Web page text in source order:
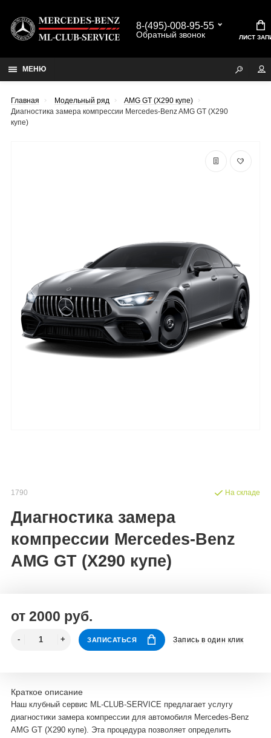
8-(495)-008-95-55
Обратный звонок ЛИСТ
МЕНЮ
Главная Модельный ряд
AMG GT (X290 купе)
Диагностика замера компрессии Mercedes-Benz AMG GT (X290
купе)
1790
Диагностика замера
компрессии Mercedes-Benz
AMG GT (X290 купе)
На складе
от 2000 руб.
ЗАПИСАТЬСЯ Запись в один клик
Краткое описание
Наш клубный сервис ML-CLUB-SERVICE предлагает услугу
диагностики замера компрессии для автомобиля Mercedes-Benz
AMG GT (X290 купе). Эта процедура позволяет определить